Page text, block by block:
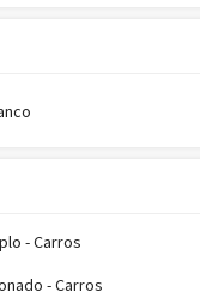
- Carros
- Carros